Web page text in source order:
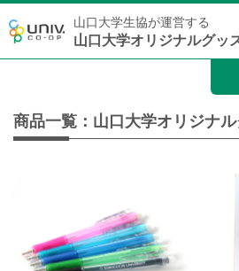
山口大学生協が運営する
山口大学オリジナルグッ
商品一覧：山口大学オリジナ